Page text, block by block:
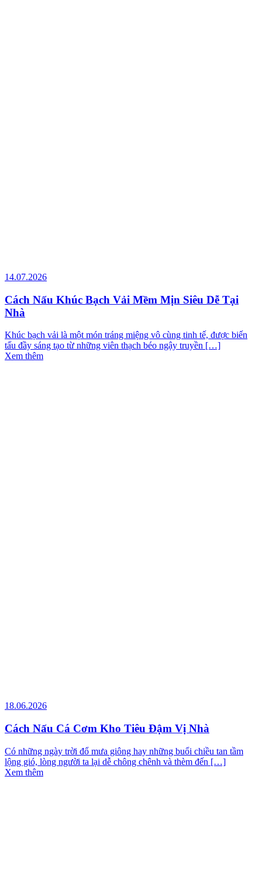
14.07.2026
Cách Nấu Khúc Bạch Vải Mềm Mịn Siêu Dễ Tại
Nhà
Khúc bạch vải là một món tráng miệng vô cùng tinh tế, được biến
tấu đầy sáng tạo từ những viên thạch béo ngậy truyền […]
Xem thêm
18.06.2026
Cách Nấu Cá Cơm Kho Tiêu Đậm Vị Nhà
Có những ngày trời đổ mưa giông hay những buổi chiều tan tầm
lộng gió, lòng người ta lại dễ chông chênh và thèm đến […]
Xem thêm